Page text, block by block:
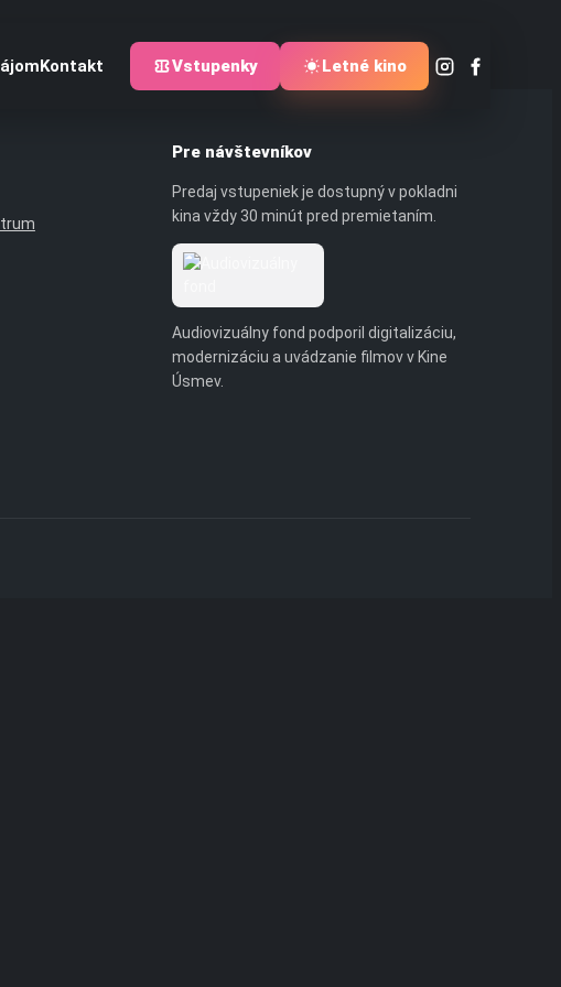
Kontakt Vstupenky Letné kino
Pre návštevníkov
Predaj vstupeniek je dostupný v pokladni
kina vždy 30 minút pred premietaním.
Audiovizuálny fond podporil digitalizáciu,
modernizáciu a uvádzanie filmov v Kine
Úsmev.